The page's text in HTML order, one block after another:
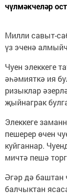
чүлмәкчеләр
Милли савыт-
үз эченә
Чуен элеккеге
әһәмияткә ия
ризыклар
җыйнаграк
Элеккеге
пешерер өчен
куйганнар.
мичтә пешә
Әгәр дә баштан
балчыктан